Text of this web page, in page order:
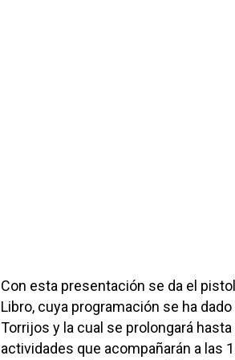
Con esta presentación se da el
Libro, cuya programación se ha
Torrijos y la cual se prolongará
actividades que acompañarán a las